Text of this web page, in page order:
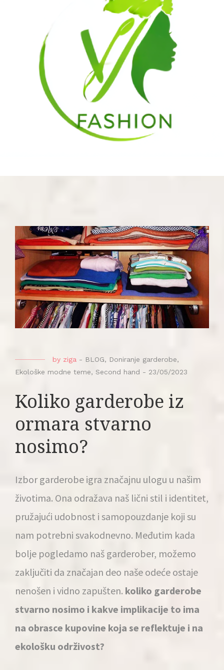
by ziga - BLOG, Doniranje garderobe,
Ekološke modne teme, Second hand - 23/05/2023
Koliko garderobe iz
ormara stvarno
nosimo?
Izbor garderobe igra značajnu ulogu u našim
životima. Ona odražava naš lični stil i identitet,
pružajući udobnost i samopouzdanje koji su
nam potrebni svakodnevno. Međutim kada
bolje pogledamo naš garderober, možemo
zaključiti da značajan deo naše odeće ostaje
nenošen i vidno zapušten. koliko garderobe
stvarno nosimo i kakve implikacije to ima
na obrasce kupovine koja se reflektuje i na
ekološku održivost?